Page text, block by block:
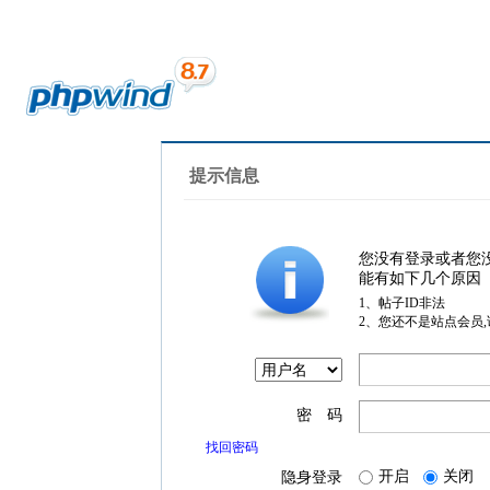
提示信息
您没有登录或者您
能有如下几个原因
1、帖子ID非法
2、您还不是站点会员
密 码
找回密码
隐身登录 开启 关闭